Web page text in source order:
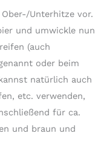
Unterhitze vor.
und umwickle nun
(auch
oder beim
natürlich auch
etc. verwenden,
für ca.
und braun und